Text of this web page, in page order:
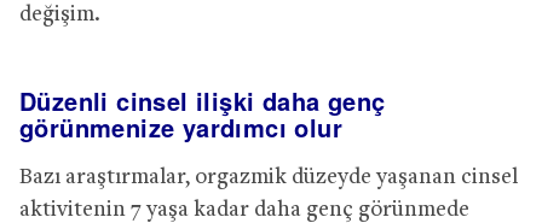
değişim.
Düzenli cinsel ilişki daha genç
görünmenize yardımcı olur
Bazı araştırmalar, orgazmik düzeyde yaşanan cinsel
aktivitenin 7 yaşa kadar daha genç görünmede